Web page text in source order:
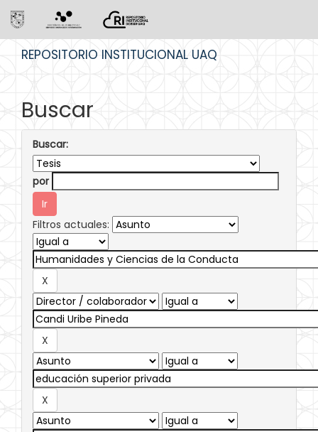
REPOSITORIO INSTITUCIONAL UAQ
Buscar
Buscar:
por
Filtros actuales: